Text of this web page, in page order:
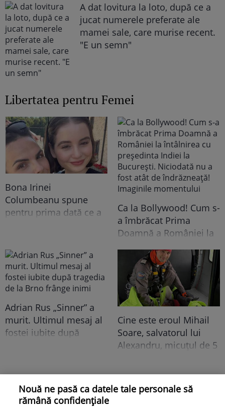
A dat lovitura la loto, după ce a
jucat numerele preferate ale
mamei sale, care murise recent.
"E un semn"
Libertatea pentru Femei
Bona Irinei
Columbeanu spune
pentru prima dată ce a
niciodată la TV: ”Eu am
cunoscut o altă latură a
relației lor. În casă era o
atmosferă..."
Ca la Bollywood! Cum s-
a îmbrăcat Prima
Doamnă a României la
Indiei la București.
Niciodată nu a fost atât
de îndrăzneață!
Imaginile momentului
Adrian Rus „Sinner” a
murit. Ultimul mesaj al
fostei iubite după
Cine este eroul Mihail
Soare, salvatorul lui
Alexandru, micuțul de 5
despre copiii lui
Viva.ro
Nouă ne pasă ca datele tale personale să
rămână confidențiale